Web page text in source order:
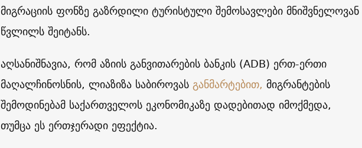
მიგრაციის ფონზე გაზრდილი ტურისტული შემოსავლები მნიშვნელოვან
წვლილს შეიტანს.
აღსანიშნავია, რომ აზიის განვითარების ბანკის (ADB) ერთ-ერთი
მაღალჩინოსნის, ლიაზიზა საბიროვასგანმარტებით, მიგრანტების
შემოდინებამ საქართველოს ეკონომიკაზე დადებითად იმოქმედა,
თუმცა ეს ერთჯერადი ეფექტია.